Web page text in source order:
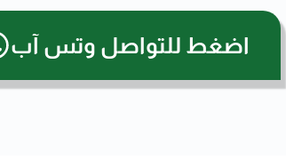
اضغط للتواصل وتس آب